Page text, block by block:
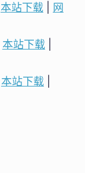
本站下载| 网
本站下载|
本站下载|